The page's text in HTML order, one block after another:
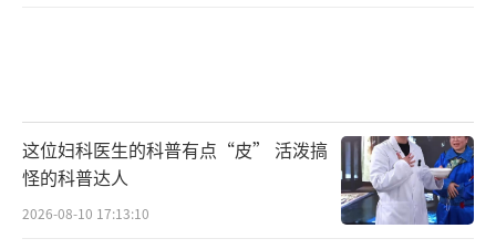
这位妇科医生的科普有点“皮” 活泼搞
怪的科普达人
2026-08-10 17:13:10